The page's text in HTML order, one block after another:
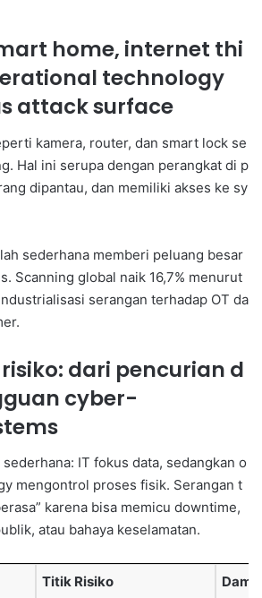
home, internet thi
technology
attack surface
kamera, router, dan smart lock se
Hal ini serupa dengan perangkat di p
dipantau, dan memiliki akses ke sy
sederhana memberi peluang besar
Scanning global naik 16,7% menurut
serangan terhadap OT da
dari pencurian d
cyber-
IT fokus data, sedangkan o
mengontrol proses fisik. Serangan t
karena bisa memicu downtime,
atau bahaya keselamatan.
Titik Risiko